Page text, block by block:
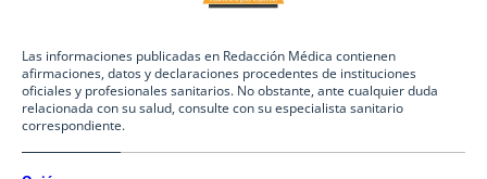
Las informaciones publicadas en Redacción Médica contienen
afirmaciones, datos y declaraciones procedentes de instituciones
oficiales y profesionales sanitarios. No obstante, ante cualquier duda
relacionada con su salud, consulte con su especialista sanitario
correspondiente.